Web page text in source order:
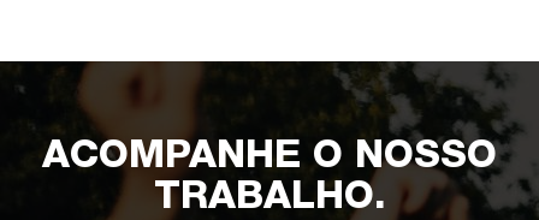
ACOMPANHE O NOSSO
TRABALHO.